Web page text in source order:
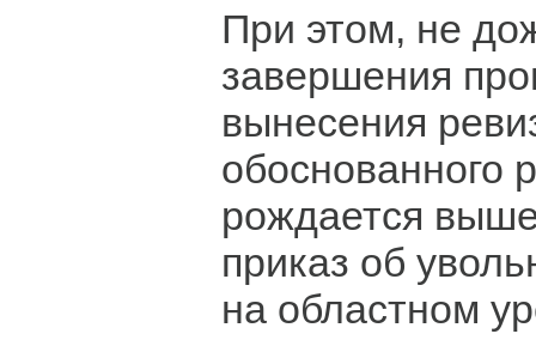
При этом, не
завершения
вынесения
обоснованного
рождается
приказ об
на областном